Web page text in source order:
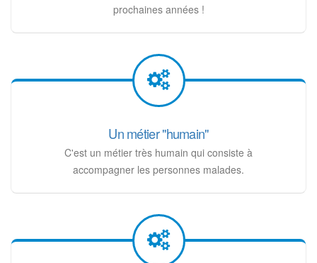
prochaines années !
Un métier "humain"
C'est un métier très humain qui consiste à
accompagner les personnes malades.